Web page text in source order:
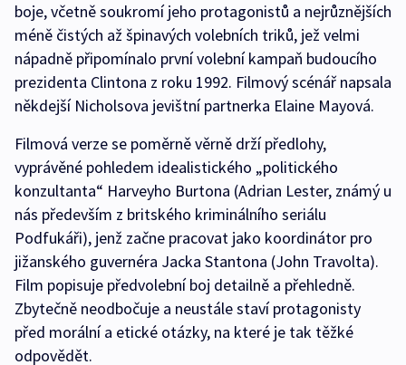
boje, včetně soukromí jeho protagonistů a nejrůznějších
méně čistých až špinavých volebních triků, jež velmi
nápadně připomínalo první volební kampaň budoucího
prezidenta Clintona z roku 1992. Filmový scénář napsala
někdejší Nicholsova jevištní partnerka Elaine Mayová.
Filmová verze se poměrně věrně drží předlohy,
vyprávěné pohledem idealistického „politického
konzultanta“ Harveyho Burtona (Adrian Lester, známý u
nás především z britského kriminálního seriálu
Podfukáři), jenž začne pracovat jako koordinátor pro
jižanského guvernéra Jacka Stantona (John Travolta).
Film popisuje předvolební boj detailně a přehledně.
Zbytečně neodbočuje a neustále staví protagonisty
před morální a etické otázky, na které je tak těžké
odpovědět.